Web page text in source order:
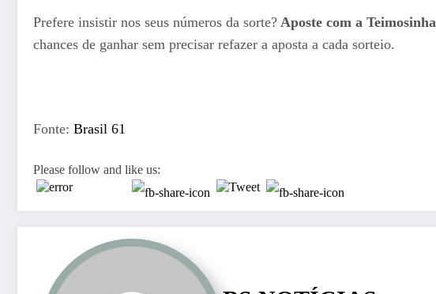
Prefere insistir nos seus números da sorte? Aposte com a Teimosinha
chances de ganhar sem precisar refazer a aposta a cada sorteio.
Fonte: Brasil 61
Please follow and like us: